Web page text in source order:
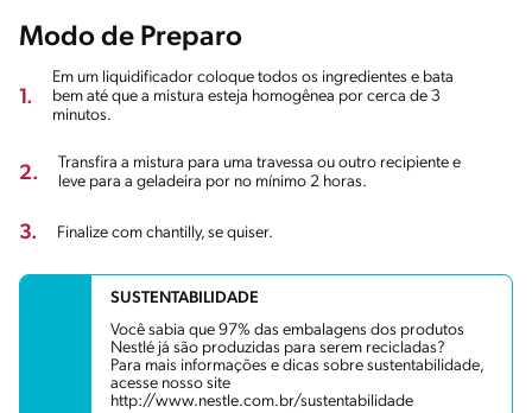
Modo de Preparo
1.
Em um liquidificador coloque todos os ingredientes e bata
bem até que a mistura esteja homogênea por cerca de 3
minutos.
2.
Transfira a mistura para uma travessa ou outro recipiente e
leve para a geladeira por no mínimo 2 horas.
3. Finalize com chantilly, se quiser.
SUSTENTABILIDADE
Você sabia que 97% das embalagens dos produtos
Nestlé já são produzidas para serem recicladas?
Para mais informações e dicas sobre sustentabilidade,
acesse nosso site
http://www.nestle.com.br/sustentabilidade